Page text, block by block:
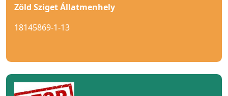
Zöld Sziget Állatmenhely
18145869-1-13